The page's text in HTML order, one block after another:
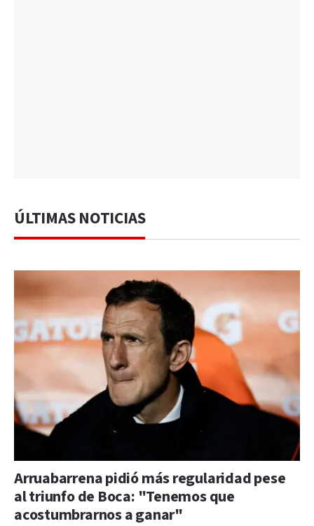
ÚLTIMAS NOTICIAS
Arruabarrena pidió más regularidad pese
al triunfo de Boca: "Tenemos que
acostumbrarnos a ganar"